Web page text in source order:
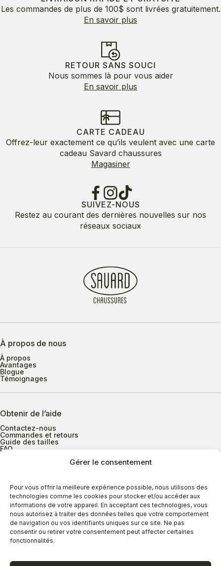
Gérer le consentement
Pour vous offrir la meilleure expérience possible, nous utilisons des
technologies comme les cookies pour stocker et/ou accéder aux
informations de votre appareil. En acceptant ces technologies, vous
nous autorisez à traiter des données telles que votre comportement
de navigation ou vos identifiants uniques sur ce site. Ne pas
consentir ou retirer votre consentement peut affecter certaines
fonctionnalités.
Les commandes de plus de 100$ sont livrées gratuitement.
En savoir plus
RETOUR SANS SOUCI
Nous sommes là pour vous aider
En savoir plus
CARTE CADEAU
Offrez-leur exactement ce qu’ils veulent avec une carte
cadeau Savard chaussures
Magasiner
SUIVEZ-NOUS
Restez au courant des dernières nouvelles sur nos
réseaux sociaux
À propos de nous
À propos
Avantages
Blogue
Témoignages
Obtenir de l’aide
Contactez-nous
Commandes et retours
Guide des tailles
FAQ
Heures d’ouverture
Lundi au mercredi
9h00 à 17h30
Jeudi
9h00 à 20h00
Vendredi
9h00 à 18h00
Dimanche
11h00 à 16h30